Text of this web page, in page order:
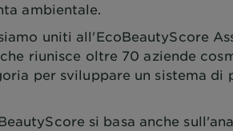
ambientale.
uniti all'EcoBeautyScore
riunisce oltre 70 aziende
per sviluppare un sistema di
si basa anche